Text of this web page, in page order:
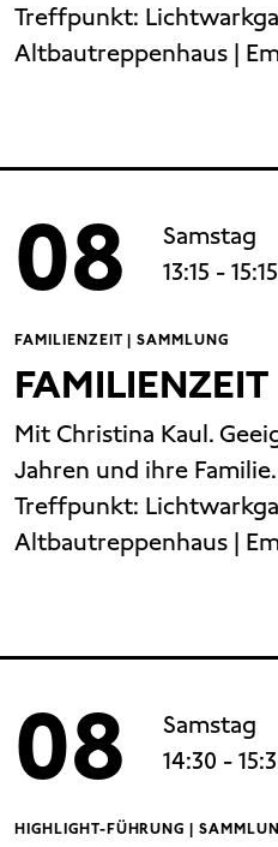
Treffpunkt:
Altbautreppenhaus |
08
Samstag
13:15 - 15:15
FAMILIENZEIT | SAMMLUNG
FAMILIENZEIT
Mit Christina Kaul.
Jahren und ihre Familie.
Treffpunkt:
Altbautreppenhaus |
08
Samstag
14:30 -
HIGHLIGHT-FÜHRUNG |